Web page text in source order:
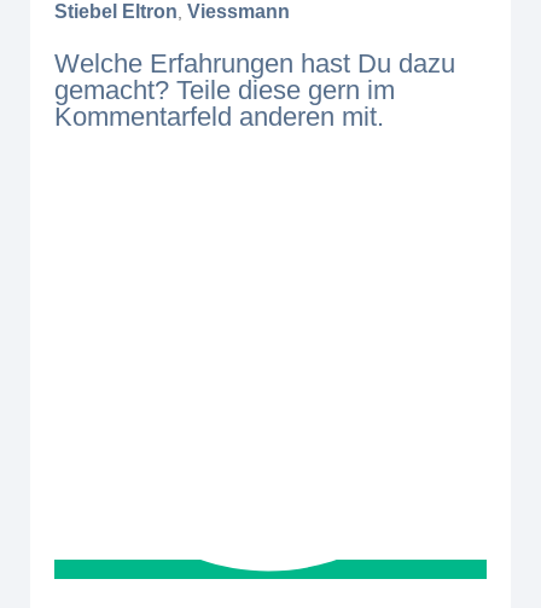
Stiebel Eltron Viessmann
Welche Erfahrungen hast Du dazu
gemacht? Teile diese gern im
Kommentarfeld anderen mit.